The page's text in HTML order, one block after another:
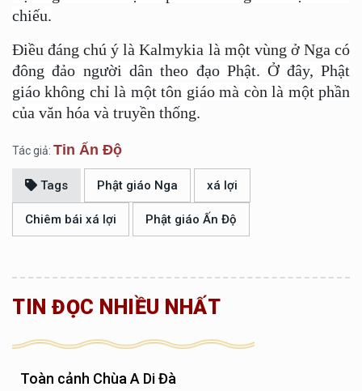
chiếu.
Điều đáng chú ý là Kalmykia là một vùng ở Nga có
đông đảo người dân theo đạo Phật. Ở đây, Phật
giáo không chỉ là một tôn giáo mà còn là một phần
của văn hóa và truyền thống.
Tác giả: Tin Ấn Độ
Tags Phật giáo Nga xá lợi
Chiêm bái xá lợi Phật giáo Ấn Độ
TIN ĐỌC NHIỀU NHẤT
Toàn cảnh Chùa A Di Đà